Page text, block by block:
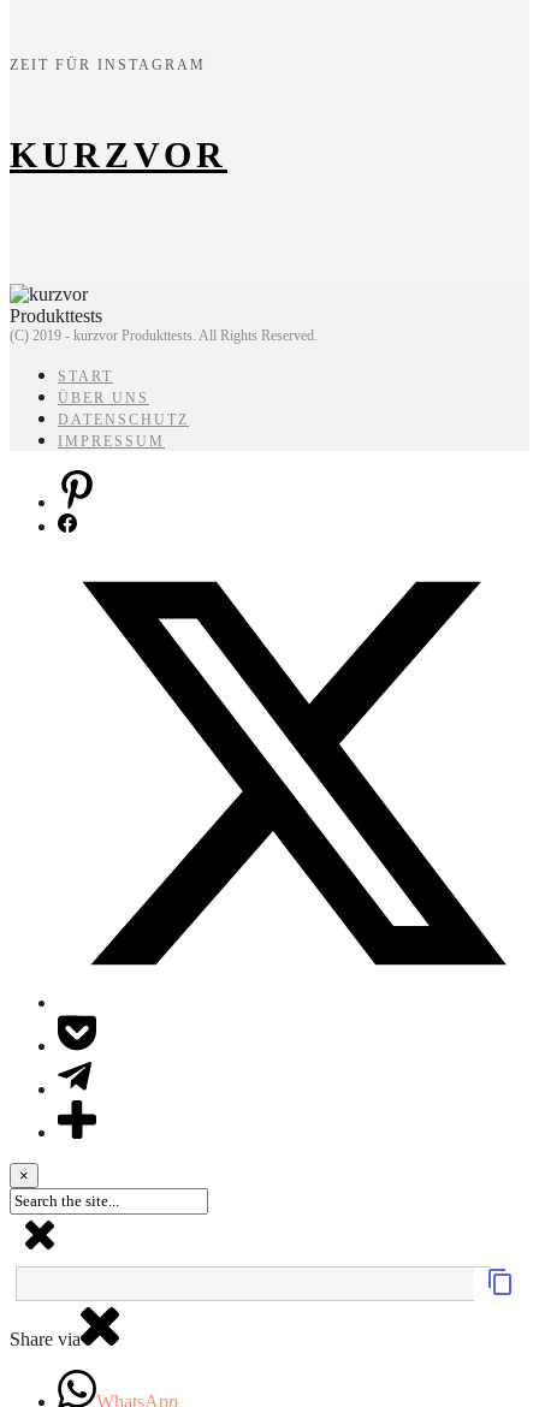
ZEIT FÜR INSTAGRAM
KURZVOR
(C) 2019 - kurzvor Produkttests. All Rights Reserved.
START
ÜBER UNS
DATENSCHUTZ
IMPRESSUM
×
Share via
WhatsApp